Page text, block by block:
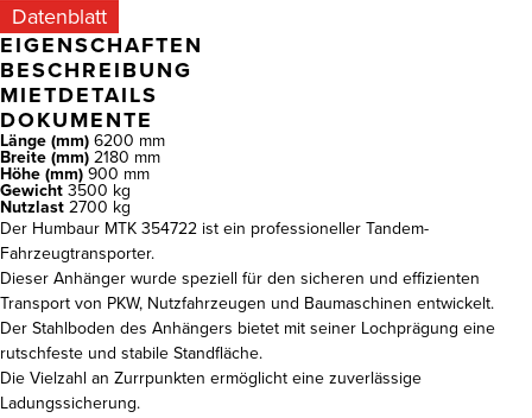
Datenblatt
EIGENSCHAFTEN
BESCHREIBUNG
MIETDETAILS
DOKUMENTE
Länge (mm)6200 mm
Breite (mm)2180 mm
Höhe (mm)900 mm
Gewicht3500 kg
Nutzlast2700 kg
Der Humbaur MTK 354722 ist ein professioneller Tandem-
Fahrzeugtransporter.
Dieser Anhänger wurde speziell für den sicheren und effizienten
Transport von PKW, Nutzfahrzeugen und Baumaschinen entwickelt.
Der Stahlboden des Anhängers bietet mit seiner Lochprägung eine
rutschfeste und stabile Standfläche.
Die Vielzahl an Zurrpunkten ermöglicht eine zuverlässige
Ladungssicherung.